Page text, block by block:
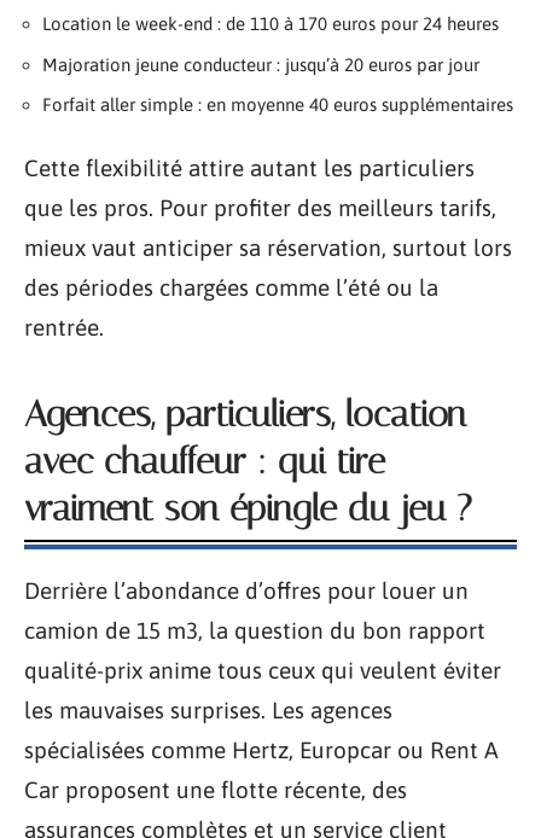
Location le week-end : de 110 à 170 euros pour 24 heures
Majoration jeune conducteur : jusqu’à 20 euros par jour
Forfait aller simple : en moyenne 40 euros supplémentaires
Cette flexibilité attire autant les particuliers
que les pros. Pour profiter des meilleurs tarifs,
mieux vaut anticiper sa réservation, surtout lors
des périodes chargées comme l’été ou la
rentrée.
Agences, particuliers, location
avec chauffeur : qui tire
vraiment son épingle du jeu ?
Derrière l’abondance d’offres pour louer un
camion de 15 m3, la question du bon rapport
qualité-prix anime tous ceux qui veulent éviter
les mauvaises surprises. Les agences
spécialisées comme Hertz, Europcar ou Rent A
Car proposent une flotte récente, des
assurances complètes et un service client